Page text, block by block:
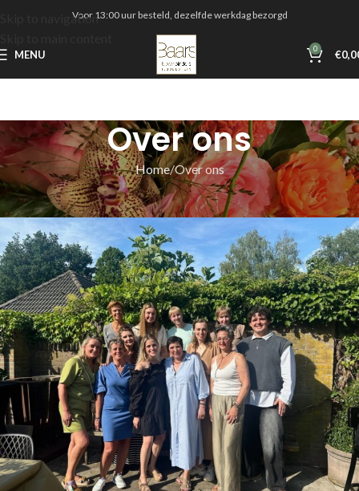
Skip to navigationVoor 13:00 uur besteld, dezelfde werkdag bezorgd
MENU 0 €
Over ons
Home Over ons